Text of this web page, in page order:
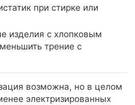
при стирке или
изделия с хлопковым
трение с
возможна, но в целом
электризированных